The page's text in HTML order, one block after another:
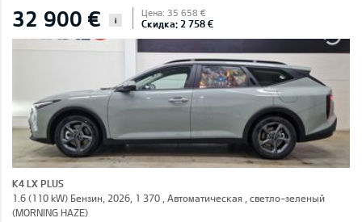
32 900 € i
Цена: 35 658 €
Скидка: 2 758 €
K4 LX PLUS
1.6 (110 kW) Бензин, 2026, 1 370 , Автоматическая , светло-зеленый
(MORNING HAZE)